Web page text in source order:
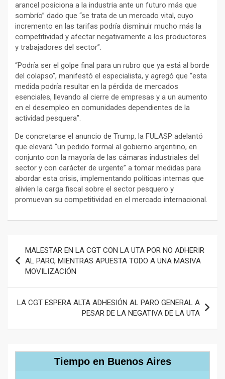
arancel posiciona a la industria ante un futuro más que
sombrío” dado que “se trata de un mercado vital, cuyo
incremento en las tarifas podría disminuir mucho más la
competitividad y afectar negativamente a los productores
y trabajadores del sector”.
“Podría ser el golpe final para un rubro que ya está al borde
del colapso”, manifestó el especialista, y agregó que “esta
medida podría resultar en la pérdida de mercados
esenciales, llevando al cierre de empresas y a un aumento
en el desempleo en comunidades dependientes de la
actividad pesquera”.
De concretarse el anuncio de Trump, la FULASP adelantó
que elevará “un pedido formal al gobierno argentino, en
conjunto con la mayoría de las cámaras industriales del
sector y con carácter de urgente” a tomar medidas para
abordar esta crisis, implementando políticas internas que
alivien la carga fiscal sobre el sector pesquero y
promuevan su competitividad en el mercado internacional.
de
entradas
MALESTAR EN LA CGT CON LA UTA POR NO ADHERIR
AL PARO, MIENTRAS APUESTA TODO A UNA MASIVA
MOVILIZACIÓN
LA CGT ESPERA ALTA ADHESIÓN AL PARO GENERAL A
PESAR DE LA NEGATIVA DE LA UTA
Tiempo en Buenos Aires